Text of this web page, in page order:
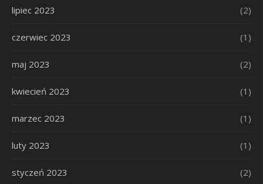
lipiec 2023 (2)
czerwiec 2023 (1)
maj 2023 (2)
kwiecień 2023 (1)
marzec 2023 (1)
luty 2023 (1)
styczeń 2023 (2)